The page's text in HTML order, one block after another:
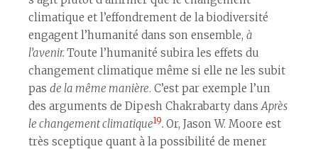
climatique et l’effondrement de la biodiversité
engagent l’humanité dans son ensemble,à
l’avenir.Toute l’humanité subira les effets du
changement climatique même si elle ne les subit
pasde la même manière. C’est par exemple l’un
des arguments de Dipesh Chakrabarty dansAprès
le changement climatique19.Or, Jason W. Moore est
très sceptique quant à la possibilité de mener